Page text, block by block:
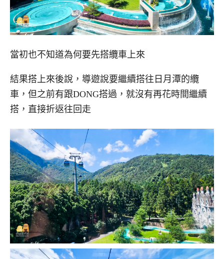
當初也不知道為何要先搭纜車上來
結果搭上來後說，導遊說要繼續搭往日月潭的纜
車，但之前有跟DONG搭過，就沒有再花時間繼續
搭，直接折返往回走